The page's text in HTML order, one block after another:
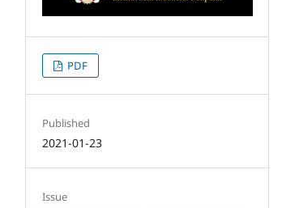
PDF
Published
2021-01-23
Issue